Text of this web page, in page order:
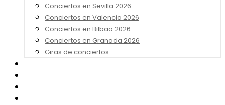
Conciertos en Sevilla 2026
Conciertos en Valencia 2026
Conciertos en Bilbao 2026
Conciertos en Granada 2026
Giras de conciertos